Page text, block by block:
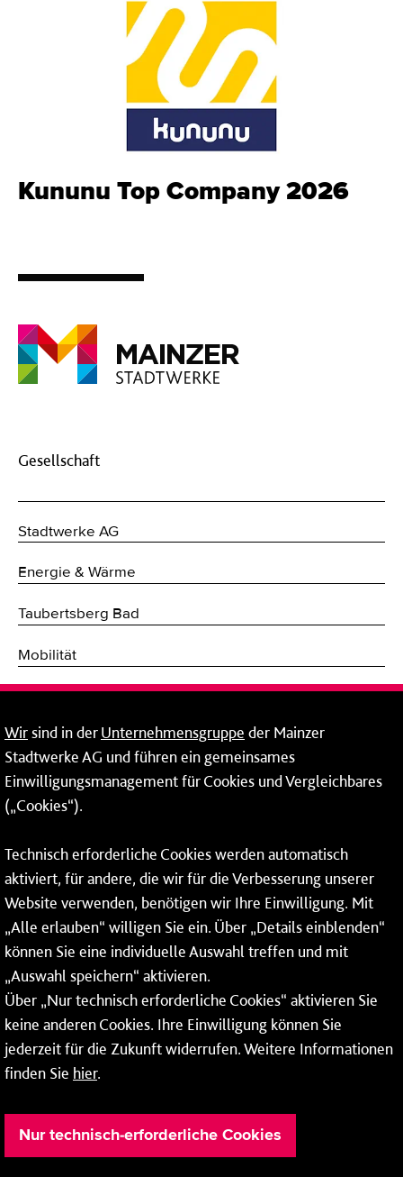
Kununu Top Company 2026
Gesellschaft
Stadtwerke AG
Energie & Wärme
Taubertsberg Bad
Mobilität
Wärme
Fernwärme
Mainzer Stadtwerke AG
Rheinallee 41
55118 Mainz
Tel.:06131 - 12 78 78
Fax: 06131 - 12 78 77
Wirsind in derUnternehmensgruppe der Mainzer
Stadtwerke AG und führen ein gemeinsames
Einwilligungsmanagement für Cookies und Vergleichbares
(„Cookies“).
Technisch erforderliche Cookies werden automatisch
aktiviert, für andere, die wir für die Verbesserung unserer
Website verwenden, benötigen wir Ihre Einwilligung. Mit
„Alle erlauben“ willigen Sie ein. Über „Details einblenden“
können Sie eine individuelle Auswahl treffen und mit
„Auswahl speichern“ aktivieren.
Über „Nur technisch erforderliche Cookies“ aktivieren Sie
keine anderen Cookies. Ihre Einwilligung können Sie
jederzeit für die Zukunft widerrufen. Weitere Informationen
finden Sie hier.
Nur technisch-erforderliche Cookies